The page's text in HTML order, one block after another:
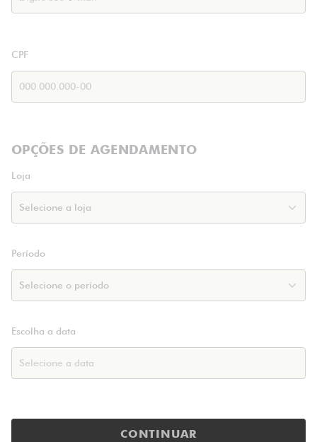
CPF
OPÇÕES DE AGENDAMENTO
Loja
Período
Escolha a data
CONTINUAR